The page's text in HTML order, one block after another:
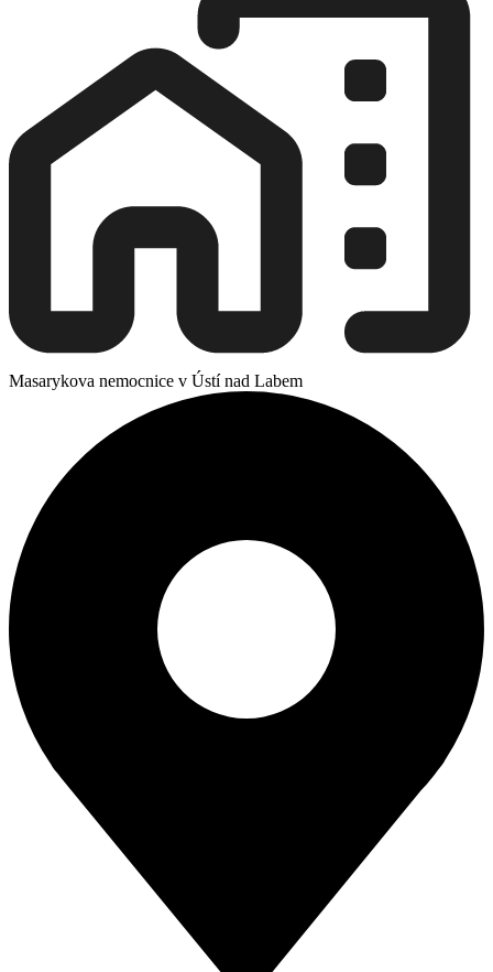
Masarykova nemocnice v Ústí nad Labem